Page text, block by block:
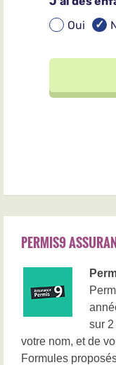
PERMIS9
sur
votre nom, et de
Formules